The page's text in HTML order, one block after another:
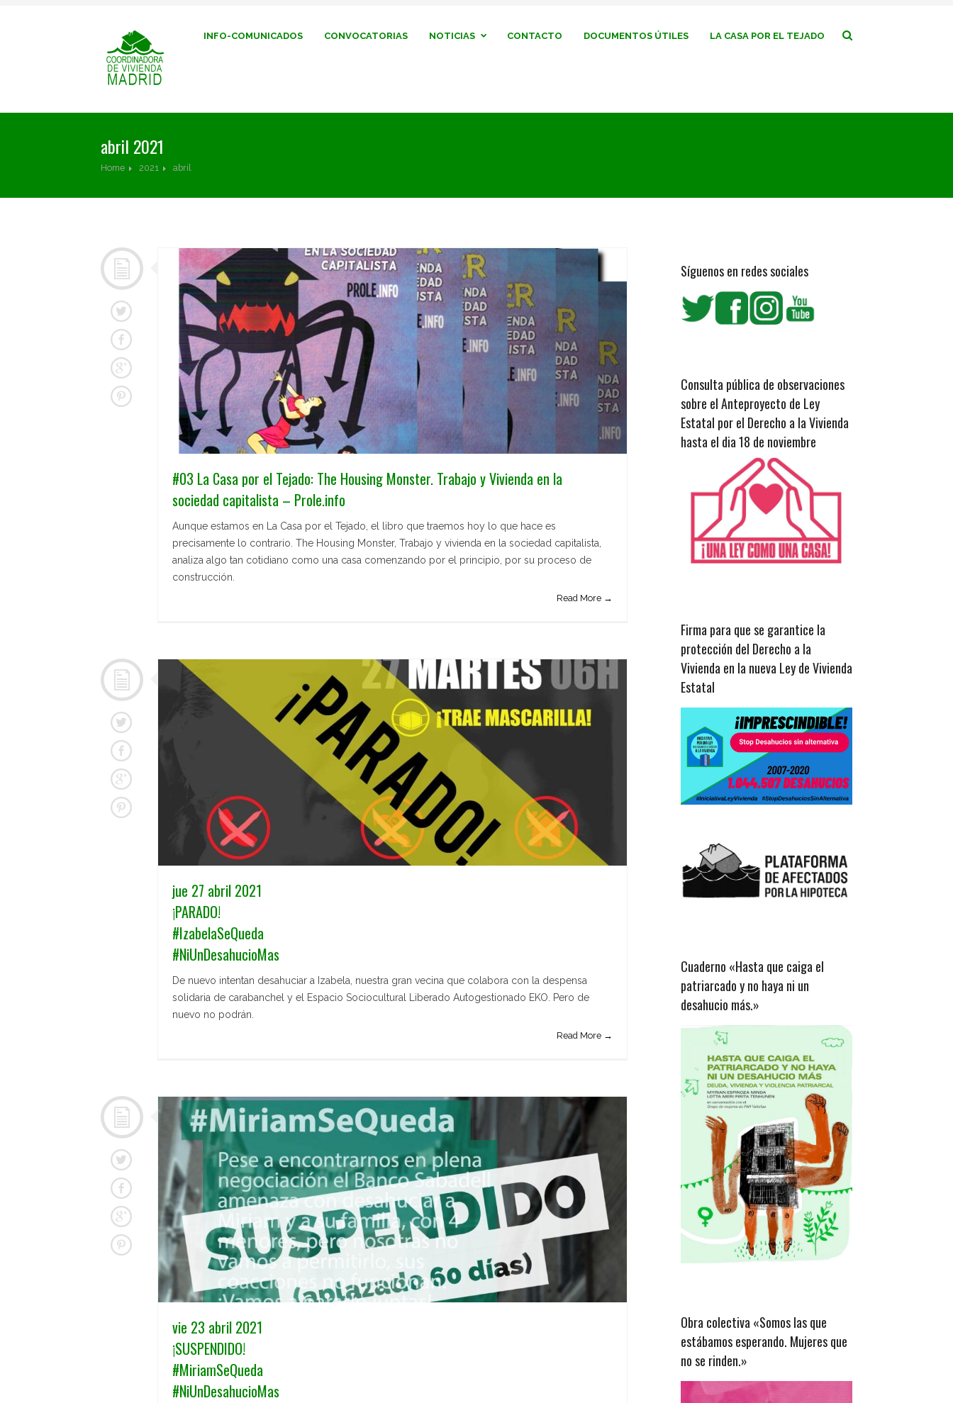
INFO-COMUNICADOS CONVOCATORIAS NOTICIAS CONTACTO DOCUMENTOS ÚTILES LA CASA POR EL TEJADO
abril 2021
Home 2021 abril
#03 La Casa por el Tejado: The Housing Monster. Trabajo y Vivienda en la
sociedad capitalista – Prole.info
Aunque estamos en La Casa por el Tejado, el libro que traemos hoy lo que hace es
precisamente lo contrario. The Housing Monster, Trabajo y vivienda en la sociedad capitalista,
analiza algo tan cotidiano como una casa comenzando por el principio, por su proceso de
construcción.
Read More →
jue 27 abril 2021
¡PARADO!
#IzabelaSeQueda
#NiUnDesahucioMas
De nuevo intentan desahuciar a Izabela, nuestra gran vecina que colabora con la despensa
solidaria de carabanchel y el Espacio Sociocultural Liberado Autogestionado EKO. Pero de
nuevo no podrán.
Read More →
vie 23 abril 2021
¡SUSPENDIDO!
#MiriamSeQueda
#NiUnDesahucioMas
Síguenos en redes sociales
Consulta pública de observaciones
sobre el Anteproyecto de Ley
Estatal por el Derecho a la Vivienda
hasta el dia 18 de noviembre
Firma para que se garantice la
protección del Derecho a la
Vivienda en la nueva Ley de Vivienda
Estatal
Cuaderno «Hasta que caiga el
patriarcado y no haya ni un
desahucio más.»
Obra colectiva «Somos las que
estábamos esperando. Mujeres que
no se rinden.»